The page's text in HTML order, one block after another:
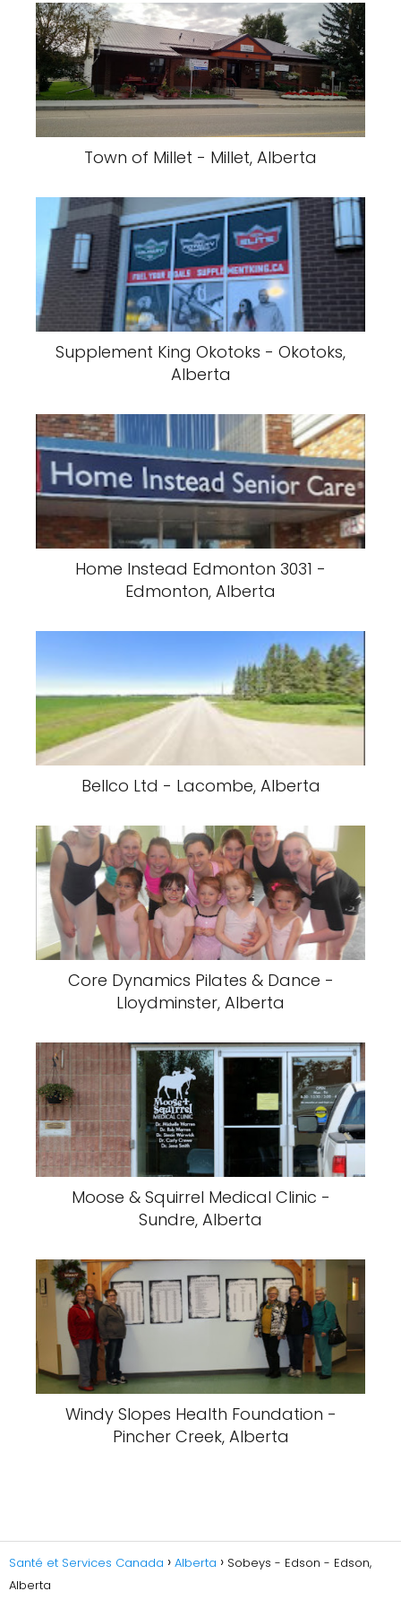
Town of Millet - Millet, Alberta
Supplement King Okotoks - Okotoks,
Alberta
Home Instead Edmonton 3031 -
Edmonton, Alberta
Bellco Ltd - Lacombe, Alberta
Core Dynamics Pilates & Dance -
Lloydminster, Alberta
Moose & Squirrel Medical Clinic -
Sundre, Alberta
Windy Slopes Health Foundation -
Pincher Creek, Alberta
Santé et Services Canada Alberta
Sobeys - Edson - Edson,
Alberta